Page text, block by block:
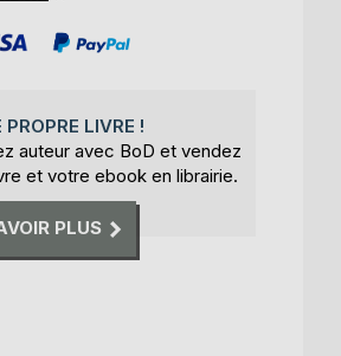
PROPRE LIVRE !
auteur avec BoD et vendez
et votre ebook en librairie.
PLUS